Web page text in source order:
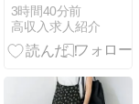
イド｜宮崎
市・西橘通・
都城・延岡・
高鍋・小林・
3時間40分前
高収入求人紹介